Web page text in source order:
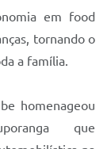
em food
tornando o
a família.
homenageou
que